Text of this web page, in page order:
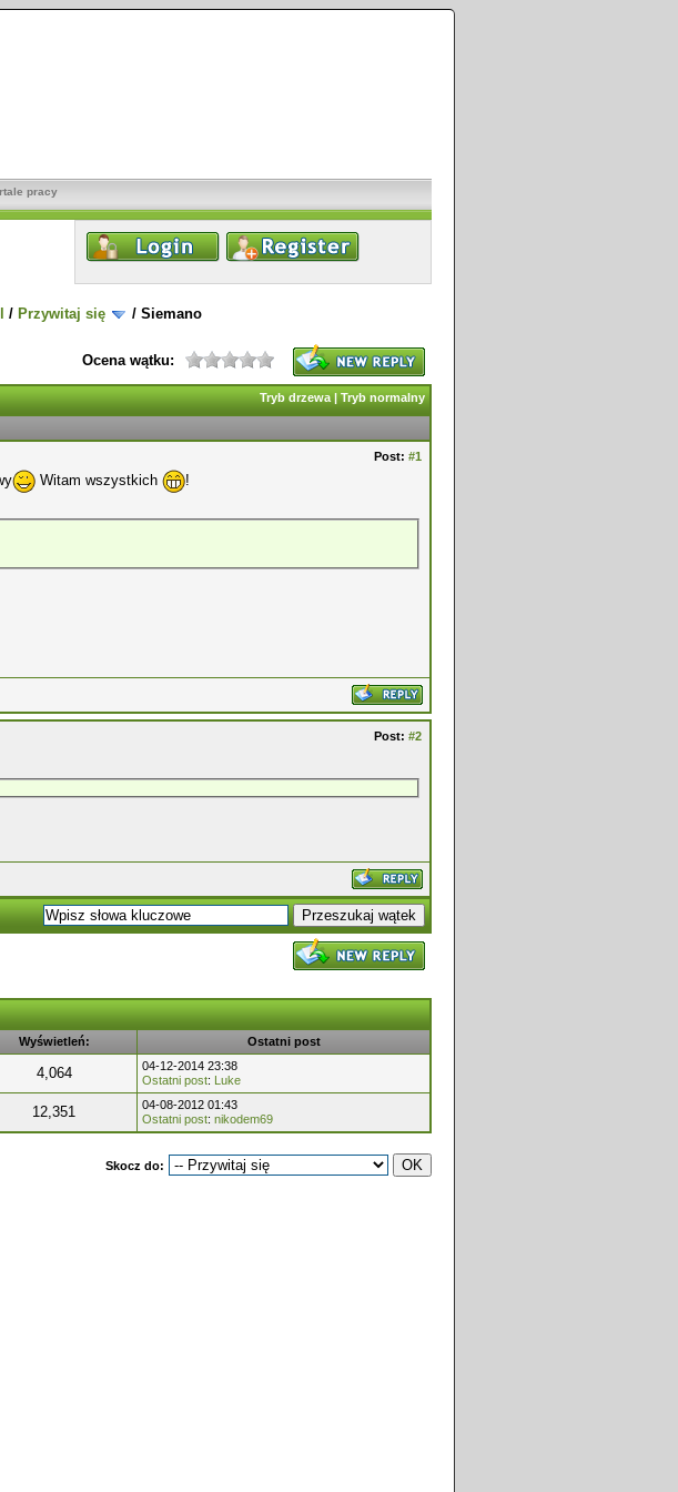
pracy
/ Przywitaj się / Siemano
Ocena wątku:
Tryb drzewa | Tryb normalny
Post: #1
Witam wszystkich !
Post: #2
Wyświetleń: Ostatni post
4,064
04-12-2014 23:38
Ostatni post: Luke
12,351
04-08-2012 01:43
Ostatni post: nikodem69
Skocz do: